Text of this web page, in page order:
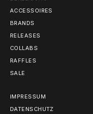
ACCESSOIRES
BRANDS
RELEASES
COLLABS
RAFFLES
SALE
IMPRESSUM
DATENSCHUTZ